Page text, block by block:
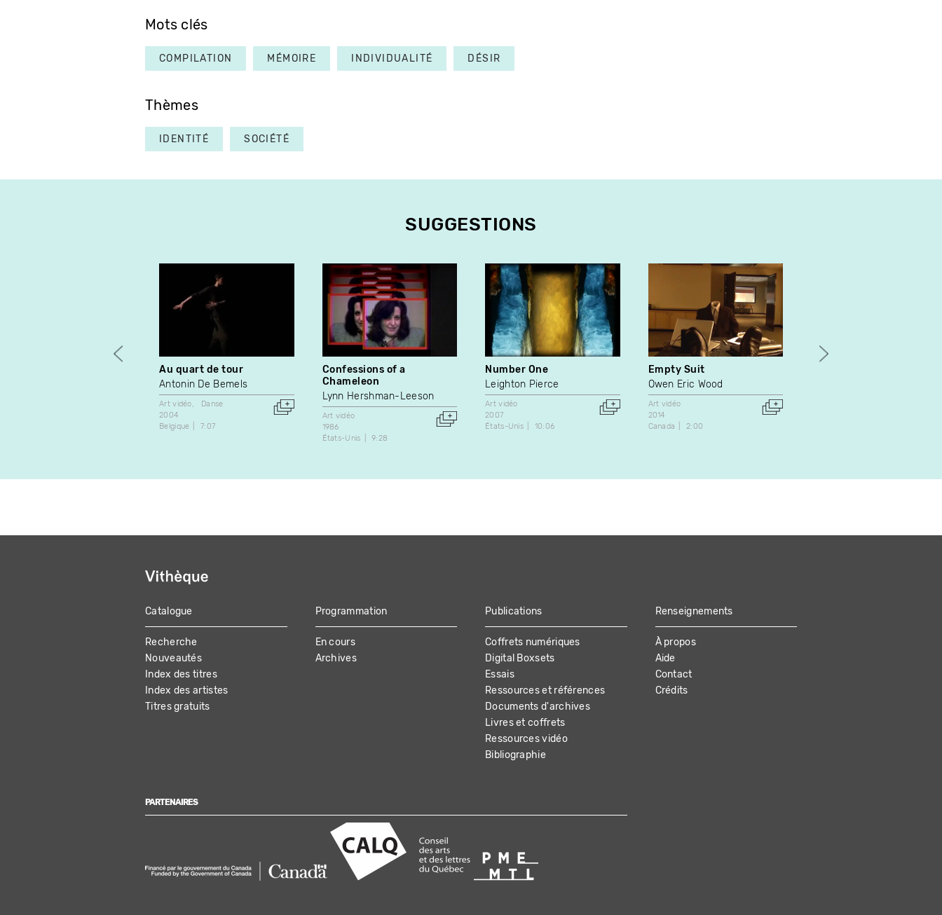
Mots clés
COMPILATION MÉMOIRE INDIVIDUALITÉ DÉSIR
Thèmes
IDENTITÉ SOCIÉTÉ
SUGGESTIONS
Au quart de tour
Antonin De Bemels
Art vidéo
Danse
2004
Belgique
7:07
Confessions of a
Chameleon
Lynn Hershman-Leeson
Art vidéo
1986
États-Unis
9:28
Number One
Leighton Pierce
Art vidéo
2007
États-Unis
10:06
Empty Suit
Owen Eric Wood
Art vidéo
2014
Canada
2:00
MAIN
NAVIGATION
Catalogue
Recherche
Nouveautés
Index des titres
Index des artistes
Titres gratuits
Programmation
En cours
Archives
Publications
Coffrets numériques
Digital Boxsets
Essais
Ressources et références
Documents d'archives
Livres et coffrets
Ressources vidéo
Bibliographie
Renseignements
À propos
Aide
Contact
Crédits
PARTENAIRES